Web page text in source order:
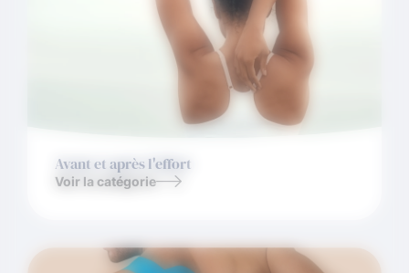
Avant et après l'effort
Voir la catégorie